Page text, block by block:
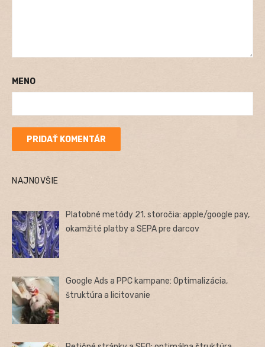
MENO
NAJNOVŠIE
Platobné metódy 21. storočia: apple/google pay,
okamžité platby a SEPA pre darcov
Google Ads a PPC kampane: Optimalizácia,
štruktúra a licitovanie